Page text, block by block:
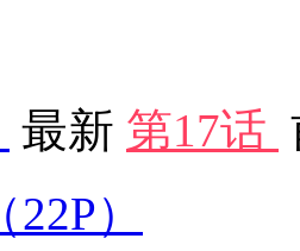
最新 第17话
（22P）